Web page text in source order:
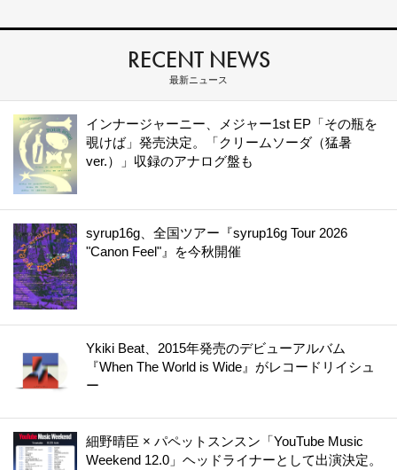
RECENT NEWS
最新ニュース
インナージャーニー、メジャー1st EP「その瓶を
覗けば」発売決定。「クリームソーダ（猛暑
ver.）」収録のアナログ盤も
syrup16g、全国ツアー『syrup16g Tour 2026
"Canon Feel"』を今秋開催
Ykiki Beat、2015年発売のデビューアルバム
『When The World is Wide』がレコードリイシュ
ー
細野晴臣 × パペットスンスン「YouTube Music
Weekend 12.0」ヘッドライナーとして出演決定。